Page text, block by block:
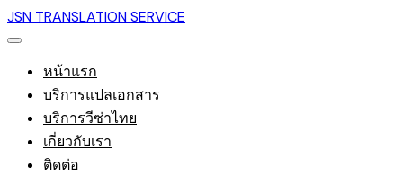
JSN TRANSLATION SERVICE
หน้าแรก
บริการแปลเอกสาร
บริการวีซ่าไทย
เกี่ยวกับเรา
ติดต่อ